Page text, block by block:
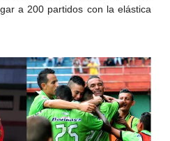
a 200 partidos con la elástica